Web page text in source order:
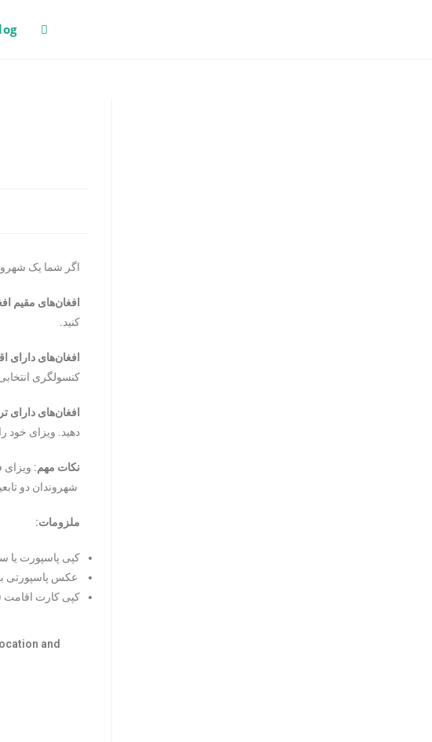
اگر شما یک
افغان‌های مقیم
کنید.
افغان‌های دارای
کنسولگری
افغان‌های دارای
دهید. ویزای خود
نکات مهم: ویزای
شهروندان دو
ملزومات:
کپی پاسپورت یا سند
عکس پاسپورتی
کپی کارت اقامت
and